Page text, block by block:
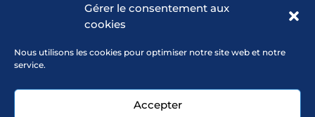
Gérer le consentement aux
cookies
Nous utilisons les cookies pour optimiser notre site web et notre
service.
Accepter
SUIVEZ-NOUS SUR